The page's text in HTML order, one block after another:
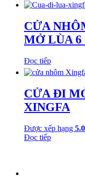
CỬA
MỞ LÙA 6
Đọc tiếp
CỬA ĐI
XINGFA
Được xếp hạng
Đọc tiếp